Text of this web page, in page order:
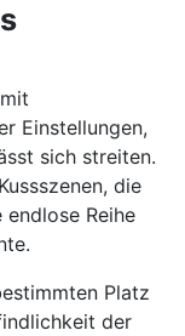
Einstellungen,
sich streiten.
die
Reihe
Platz
der